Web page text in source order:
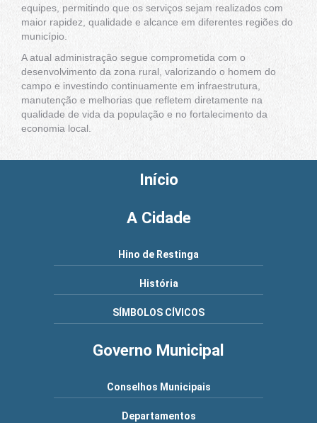
equipes, permitindo que os serviços sejam realizados com
maior rapidez, qualidade e alcance em diferentes regiões do
município.
A atual administração segue comprometida com o
desenvolvimento da zona rural, valorizando o homem do
campo e investindo continuamente em infraestrutura,
manutenção e melhorias que refletem diretamente na
qualidade de vida da população e no fortalecimento da
economia local.
Início
A Cidade
Hino de Restinga
História
SÍMBOLOS CÍVICOS
Governo Municipal
Conselhos Municipais
Departamentos